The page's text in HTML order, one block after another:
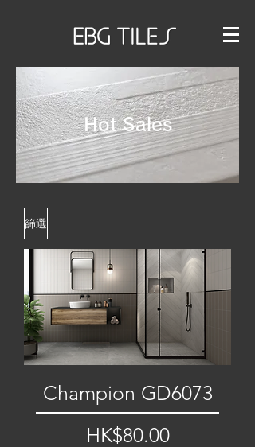
Hot Sales
篩選
Champion GD6073
價格
HK$80.00